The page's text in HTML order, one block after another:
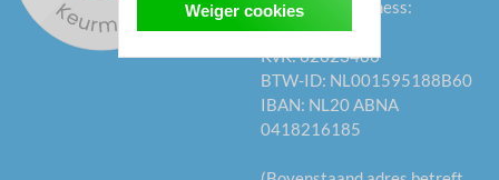
WhatsApp Business:
0613593406
KvK: 62623486
BTW-ID: NL001595188B60
IBAN: NL20 ABNA
0418216185
Weiger cookies